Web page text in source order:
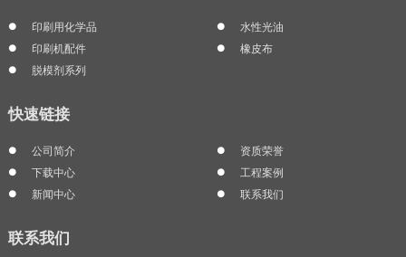
印刷用化学品
水性光油
印刷机配件
橡皮布
脱模剂系列
快速链接
公司简介
资质荣誉
下载中心
工程案例
新闻中心
联系我们
联系我们